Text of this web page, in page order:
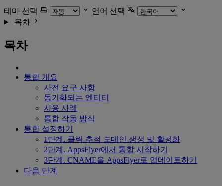
테마 선택
언어 선택
목차
목차
통합 개요
사전 요구 사항
동기화되는 엔티티
사용 사례
통합 작동 방식
통합 설정하기
1단계. 클릭 추적 도메인 생성 및 활성화
2단계. AppsFlyer에서 통합 시작하기
3단계. CNAME을 AppsFlyer로 업데이트하기
다음 단계